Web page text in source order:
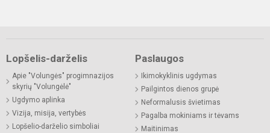
Lopšelis-darželis
Apie "Volungės" progimnazijos
skyrių "Volungėlė"
Ugdymo aplinka
Vizija, misija, vertybės
Lopšelio-darželio simboliai
Paslaugos
Ikimokyklinis ugdymas
Pailgintos dienos grupė
Neformalusis švietimas
Pagalba mokiniams ir tėvams
Maitinimas